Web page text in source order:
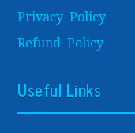
Privacy Policy
Refund Policy
Useful Links